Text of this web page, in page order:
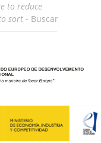
to reduce
sort - Buscar